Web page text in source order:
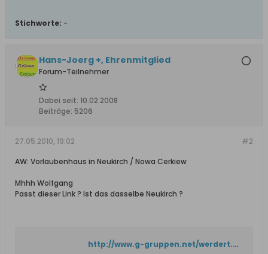
Stichworte: -
Hans-Joerg +, Ehrenmitglied
Forum-Teilnehmer
Dabei seit: 10.02.2008
Beiträge: 5206
#2
27.05.2010, 19:02
AW: Vorlaubenhaus in Neukirch / Nowa Cerkiew
Mhhh Wolfgang
Passt dieser Link ? Ist das dasselbe Neukirch ?
http://www.g-gruppen.net/werdert.htm